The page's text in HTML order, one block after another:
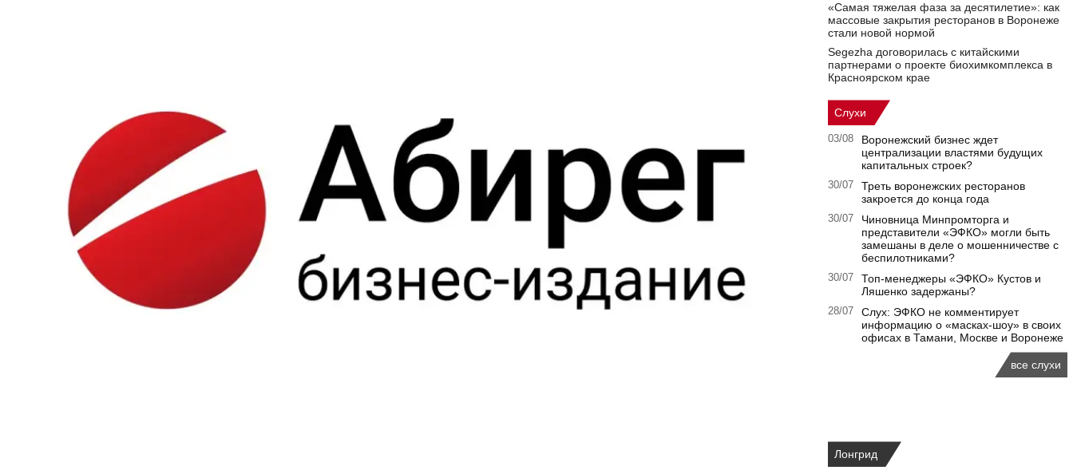
«Самая тяжелая фаза за десятилетие»: как
массовые закрытия ресторанов в Воронеже
стали новой нормой
Segezha договорилась с китайскими
партнерами о проекте биохимкомплекса в
Красноярском крае
Слухи
03/08
Воронежский бизнес ждет
централизации властями будущих
капитальных строек?
30/07
Треть воронежских ресторанов
закроется до конца года
30/07
Чиновница Минпромторга и
представители «ЭФКО» могли быть
замешаны в деле о мошенничестве с
беспилотниками?
30/07
Топ-менеджеры «ЭФКО» Кустов и
Ляшенко задержаны?
28/07
Слух: ЭФКО не комментирует
информацию о «масках-шоу» в своих
офисах в Тамани, Москве и Воронеже
все слухи
Лонгрид